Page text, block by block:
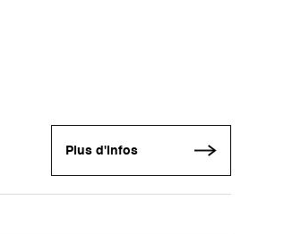
Plus d'infos